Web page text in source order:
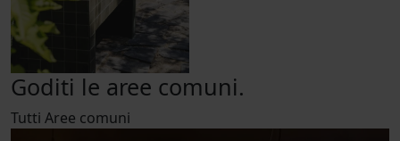
Goditi le aree comuni.
Tutti Aree comuni